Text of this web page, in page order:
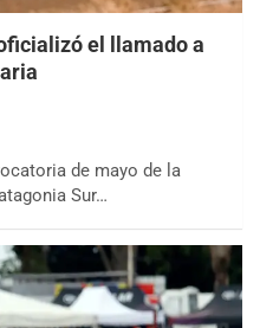
el llamado a
de mayo de la
Sur…